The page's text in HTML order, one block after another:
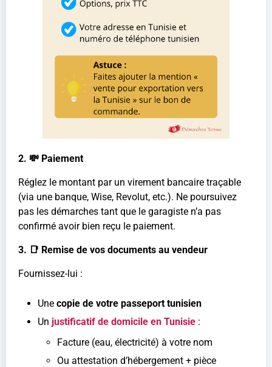
2. 💸 Paiement
Réglez le montant par un virement bancaire traçable
(via une banque, Wise, Revolut, etc.). Ne poursuivez
pas les démarches tant que le garagiste n’a pas
confirmé avoir bien reçu le paiement.
3. 📑 Remise de vos documents au vendeur
Fournissez-lui :
Une copie de votre passeport tunisien
Un justificatif de domicile en Tunisie :
Facture (eau, électricité) à votre nom
Ou attestation d’hébergement + pièce